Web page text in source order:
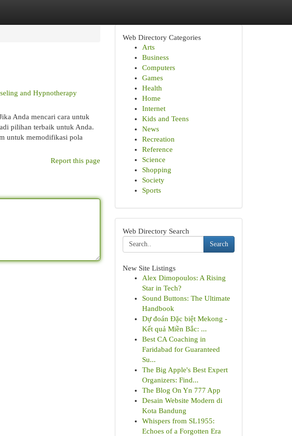
and Hypnotherapy
Anda mencari cara untuk
pilihan terbaik untuk Anda.
untuk memodifikasi pola
Report this page
Web Directory Categories
Arts
Business
Computers
Games
Health
Home
Internet
Kids and Teens
News
Recreation
Reference
Science
Shopping
Society
Sports
Web Directory Search
Search
New Site Listings
Alex Dimopoulos: A Rising
Star in Tech?
Sound Buttons: The Ultimate
Handbook
Dự đoán Đặc biệt Mekong -
Kết quả Miền Bắc: ...
Best CA Coaching in
Faridabad for Guaranteed
Su...
The Big Apple's Best Expert
Organizers: Find...
The Blog On Yn 777 App
Desain Website Modern di
Kota Bandung
Whispers from SL1955:
Echoes of a Forgotten Era